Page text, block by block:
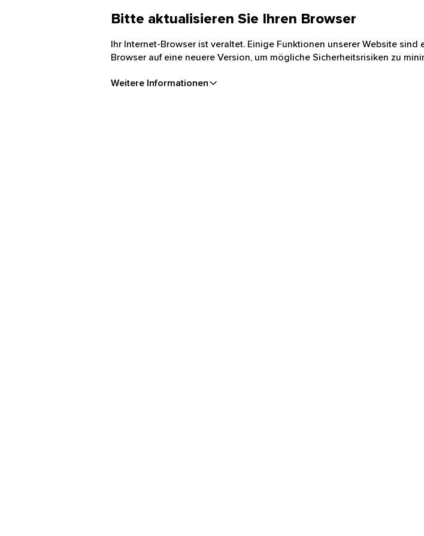
Bitte aktualisieren Sie Ihren Browser
Ihr Internet-Browser ist veraltet. Einige Funktionen unserer Website
Browser auf eine neuere Version, um mögliche Sicherheitsrisiken zu
Weitere Informationen